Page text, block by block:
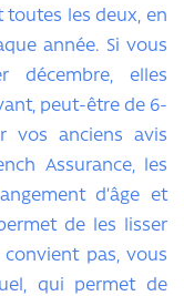
toutes les deux, en
année. Si vous
décembre, elles
peut-être de 6-
vos anciens avis
Assurance, les
d’âge et
de les lisser
pas, vous
qui permet de